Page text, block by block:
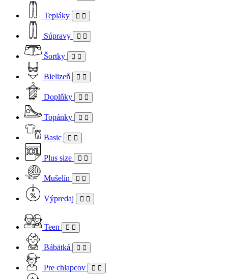
Tepláky
Súpravy
Šortky
Bielizeň
Doplňky
Topánky
Basic
Plus size
Mušelín
Výpredaj
Teen
Bábätká
Pre chlapcov